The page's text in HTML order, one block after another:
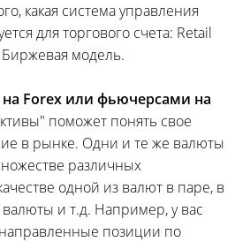
какая система управления
для торгового счета: Retail
модель.
на Forex или фьючерсами на
поможет понять свое
в рынке. Одни и те же валюты
различных
одной из валют в паре, в
валюты и т.д. Например, у вас
позиции по